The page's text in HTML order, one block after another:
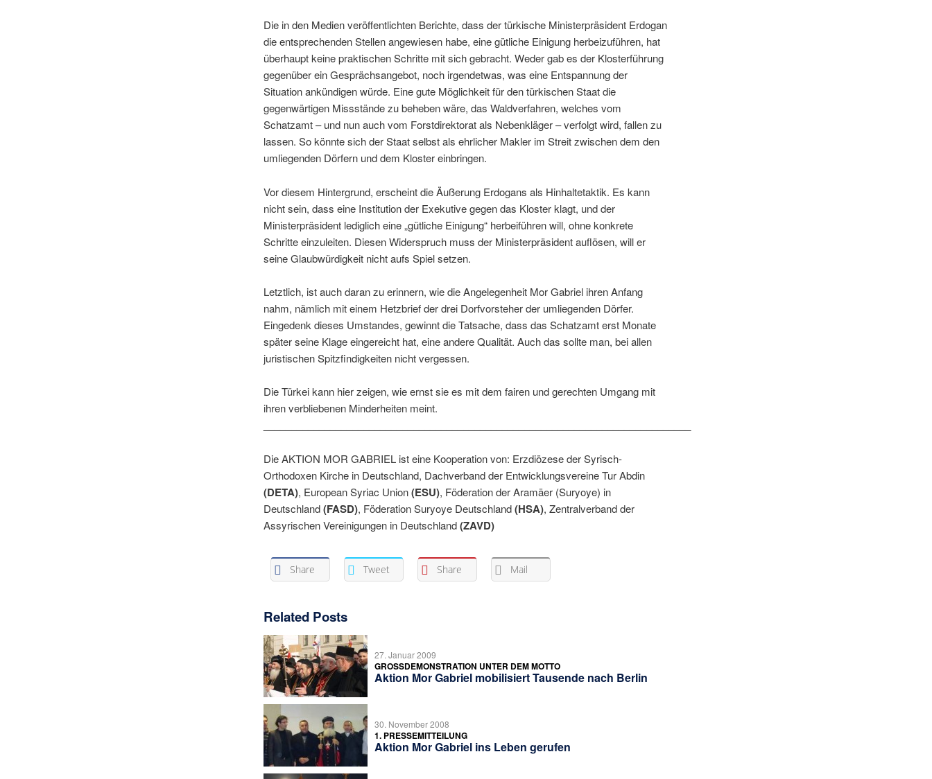
Die in den Medien veröffentlichten Berichte, dass der türkische Ministerpräsident Erdogan
die entsprechenden Stellen angewiesen habe, eine gütliche Einigung herbeizuführen, hat
überhaupt keine praktischen Schritte mit sich gebracht. Weder gab es der Klosterführung
gegenüber ein Gesprächsangebot, noch irgendetwas, was eine Entspannung der
Situation ankündigen würde. Eine gute Möglichkeit für den türkischen Staat die
gegenwärtigen Missstände zu beheben wäre, das Waldverfahren, welches vom
Schatzamt – und nun auch vom Forstdirektorat als Nebenkläger – verfolgt wird, fallen zu
lassen. So könnte sich der Staat selbst als ehrlicher Makler im Streit zwischen dem den
umliegenden Dörfern und dem Kloster einbringen.
Vor diesem Hintergrund, erscheint die Äußerung Erdogans als Hinhaltetaktik. Es kann
nicht sein, dass eine Institution der Exekutive gegen das Kloster klagt, und der
Ministerpräsident lediglich eine „gütliche Einigung“ herbeiführen will, ohne konkrete
Schritte einzuleiten. Diesen Widerspruch muss der Ministerpräsident auflösen, will er
seine Glaubwürdigkeit nicht aufs Spiel setzen.
Letztlich, ist auch daran zu erinnern, wie die Angelegenheit Mor Gabriel ihren Anfang
nahm, nämlich mit einem Hetzbrief der drei Dorfvorsteher der umliegenden Dörfer.
Eingedenk dieses Umstandes, gewinnt die Tatsache, dass das Schatzamt erst Monate
später seine Klage eingereicht hat, eine andere Qualität. Auch das sollte man, bei allen
juristischen Spitzfindigkeiten nicht vergessen.
Die Türkei kann hier zeigen, wie ernst sie es mit dem fairen und gerechten Umgang mit
ihren verbliebenen Minderheiten meint.
Die AKTION MOR GABRIEL ist eine Kooperation von: Erzdiözese der Syrisch-
Orthodoxen Kirche in Deutschland, Dachverband der Entwicklungsvereine Tur Abdin
(DETA), European Syriac Union(ESU), Föderation der Aramäer (Suryoye) in
Deutschland(FASD), Föderation Suryoye Deutschland(HSA), Zentralverband der
Assyrischen Vereinigungen in Deutschland(ZAVD)
Share Tweet Share Mail
Related Posts
27. Januar 2009
GROSSDEMONSTRATION UNTER DEM MOTTO
Aktion Mor Gabriel mobilisiert Tausende nach Berlin
30. November 2008
1. PRESSEMITTEILUNG
Aktion Mor Gabriel ins Leben gerufen